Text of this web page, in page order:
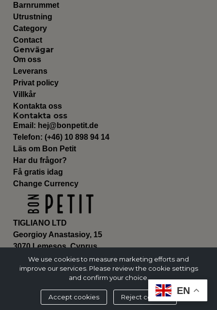
TIGLIANO LTD
Georgioy Anastasioy, 15
3070 Lemesos, Cyprus
ΗΕ 430179
Barnrummet
Utrustning
Category
Contact
Genvägar
Om oss
Leverans
Privat policy
Villkår
Kontakta oss
Kontakta oss
Email: hej@bonpetit.de
Telefon: (+46) 10 898 94 14
Läs om Bon Petit
Har du frågor?
Få gratis idag
Change Currency
EN
We use cookies to measure marketing efforts and
improve our services. Please review the cookie settings
and confirm your choice.
Accept cookies Reject cookies